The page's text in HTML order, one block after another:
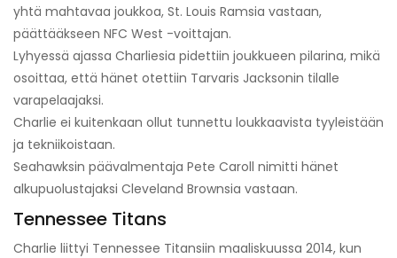
yhtä mahtavaa joukkoa, St. Louis Ramsia vastaan,
päättääkseen NFC West -voittajan.
Lyhyessä ajassa Charliesia pidettiin joukkueen pilarina, mikä
osoittaa, että hänet otettiin Tarvaris Jacksonin tilalle
varapelaajaksi.
Charlie ei kuitenkaan ollut tunnettu loukkaavista tyyleistään
ja tekniikoistaan.
Seahawksin päävalmentaja Pete Caroll nimitti hänet
alkupuolustajaksi Cleveland Brownsia vastaan.
Tennessee Titans
Charlie liittyi Tennessee Titansiin maaliskuussa 2014, kun